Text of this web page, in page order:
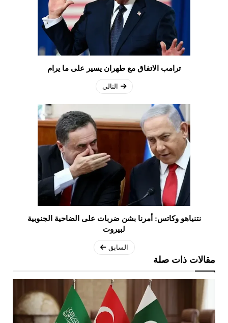
ترامب الاتفاق مع طهران يسير على ما يرام
التالي
نتنياهو وكاتس: أمرنا بشن ضربات على الضاحية الجنوبية
لبيروت
السابق
مقالات ذات صلة